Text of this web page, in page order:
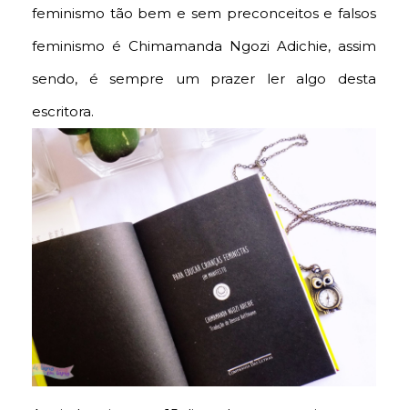
feminismo tão bem e sem preconceitos e falsos
feminismo é Chimamanda Ngozi Adichie, assim
sendo, é sempre um prazer ler algo desta
escritora.